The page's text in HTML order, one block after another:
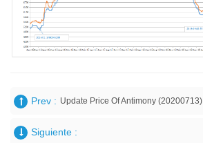
Prev : Update Price Of Antimony (20200713)
Siguiente :